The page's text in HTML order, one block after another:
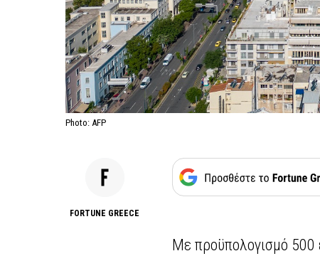
Photo: AFP
FORTUNE GREECE
Με προϋπολογισμό 500